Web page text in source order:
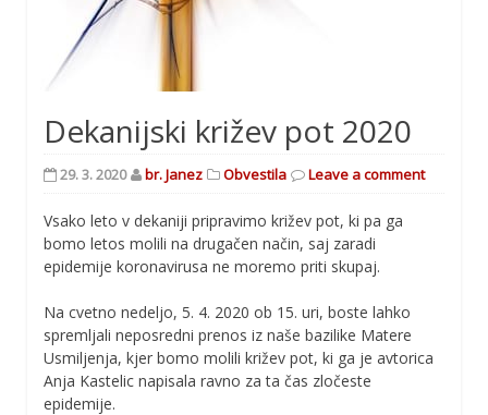
Dekanijski križev pot 2020
29. 3. 2020 br. Janez Obvestila Leave a comment
Vsako leto v dekaniji pripravimo križev pot, ki pa ga
bomo letos molili na drugačen način, saj zaradi
epidemije koronavirusa ne moremo priti skupaj.
Na cvetno nedeljo, 5. 4. 2020 ob 15. uri, boste lahko
spremljali neposredni prenos iz naše bazilike Matere
Usmiljenja, kjer bomo molili križev pot, ki ga je avtorica
Anja Kastelic napisala ravno za ta čas zločeste
epidemije.